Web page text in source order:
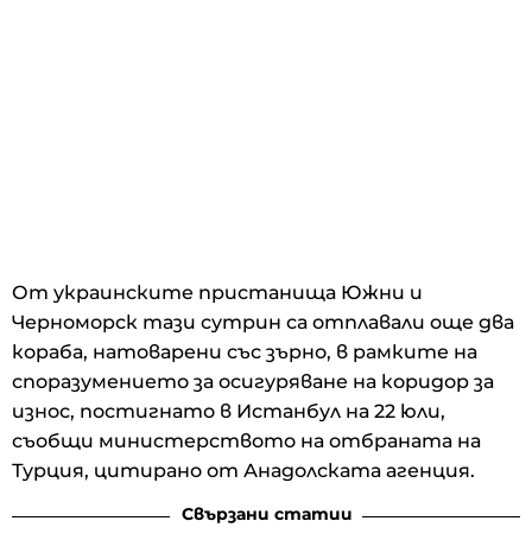
От украинските пристанища Южни и
Черноморск тази сутрин са отплавали още два
кораба, натоварени със зърно, в рамките на
споразумението за осигуряване на коридор за
износ, постигнато в Истанбул на 22 юли,
съобщи министерството на отбраната на
Турция, цитирано от Анадолската агенция.
Свързани статии